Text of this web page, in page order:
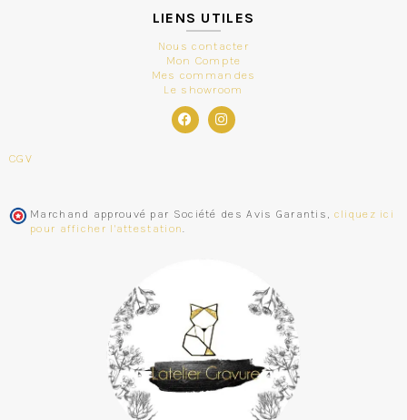
LIENS UTILES
Nous contacter
Mon Compte
Mes commandes
Le showroom
CGV
Marchand approuvé par Société des Avis Garantis, cliquez ici
pour afficher l'attestation